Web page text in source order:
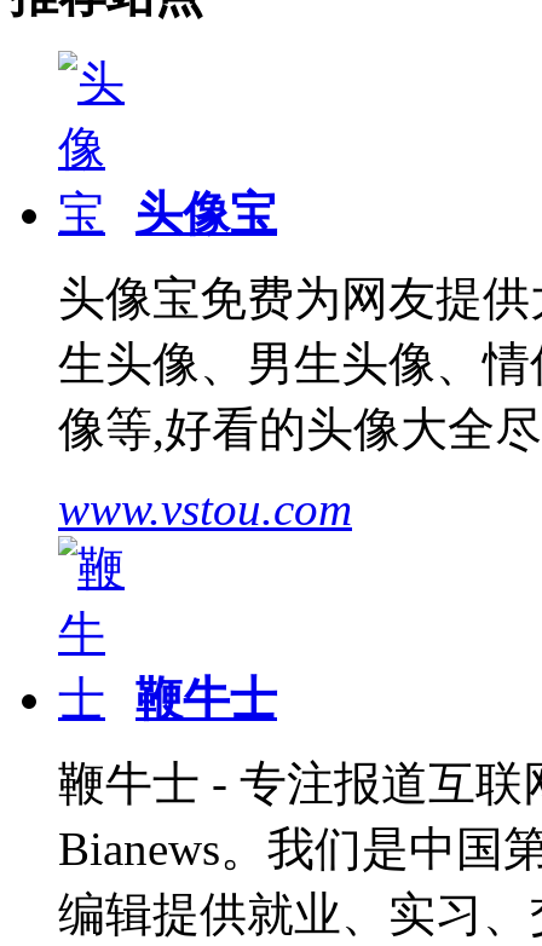
头像宝
头像宝免费为网友提
生头像、男生头像、
像等,好看的头像大全
www.vstou.com
鞭牛士
鞭牛士 - 专注报道互联
Bianews。我们是中国
编辑提供就业、实习